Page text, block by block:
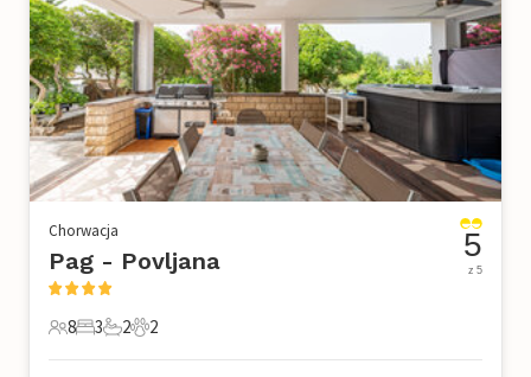
Chorwacja
Pag - Povljana
8 Goście
8
3 Sypialnie
3
2 Łazienki
2
2 Zwierzęta domowe
2
5
z 5